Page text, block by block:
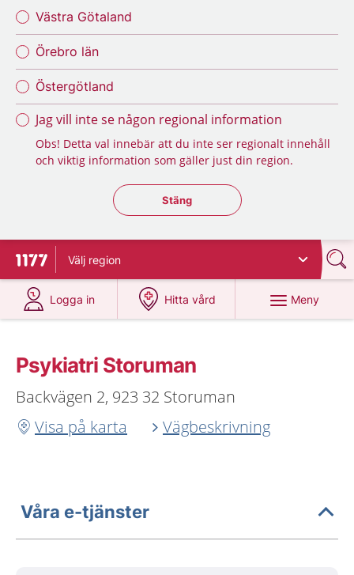
Västra Götaland
Örebro län
Östergötland
Jag vill inte se någon regional information
Obs! Detta val innebär att du inte ser regionalt innehåll
och viktig information som gäller just din region.
Stäng regionsväljaren
Stäng
Till startsidan för 1177
Välj region
Logga in
på 1177.se
Hitta vård
på 1177.se
Meny
Psykiatri Storuman
Backvägen 2, 923 32 Storuman
Visa på karta
Vägbeskrivning
Våra e-tjänster